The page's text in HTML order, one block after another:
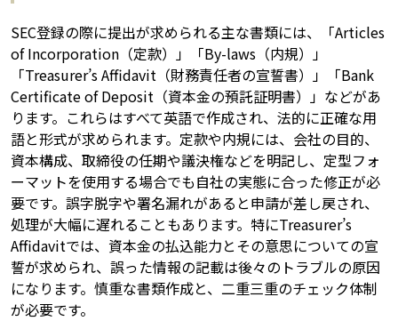
SEC登録の際に提出が求められる主な書類には、「Articles
of Incorporation（定款）」「By-laws（内規）」
「Treasurer’s Affidavit（財務責任者の宣誓書）」「Bank
Certificate of Deposit（資本金の預託証明書）」などがあ
ります。これらはすべて英語で作成され、法的に正確な用
語と形式が求められます。定款や内規には、会社の目的、
資本構成、取締役の任期や議決権などを明記し、定型フォ
ーマットを使用する場合でも自社の実態に合った修正が必
要です。誤字脱字や署名漏れがあると申請が差し戻され、
処理が大幅に遅れることもあります。特にTreasurer’s
Affidavitでは、資本金の払込能力とその意思についての宣
誓が求められ、誤った情報の記載は後々のトラブルの原因
になります。慎重な書類作成と、二重三重のチェック体制
が必要です。